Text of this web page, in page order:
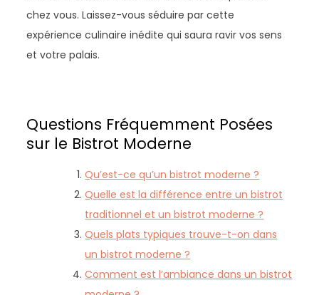
chez vous. Laissez-vous séduire par cette
expérience culinaire inédite qui saura ravir vos sens
et votre palais.
Questions Fréquemment Posées
sur le Bistrot Moderne
Qu’est-ce qu’un bistrot moderne ?
Quelle est la différence entre un bistrot
traditionnel et un bistrot moderne ?
Quels plats typiques trouve-t-on dans
un bistrot moderne ?
Comment est l’ambiance dans un bistrot